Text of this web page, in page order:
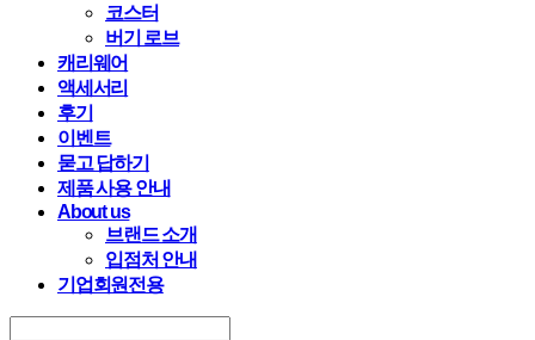
코스터
버기 로브
캐리웨어
액세서리
후기
이벤트
묻고 답하기
제품 사용 안내
About us
브랜드 소개
입점처 안내
기업회원전용